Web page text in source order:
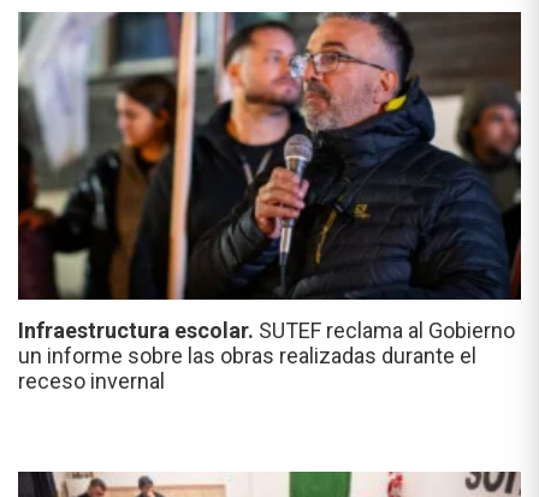
Infraestructura escolar. SUTEF reclama al Gobierno
un informe sobre las obras realizadas durante el
receso invernal